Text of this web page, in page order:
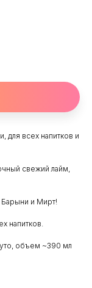
для всех напитков и
свежий лайм,
Барыни и Мирт!
напитков.
объем ~390 мл